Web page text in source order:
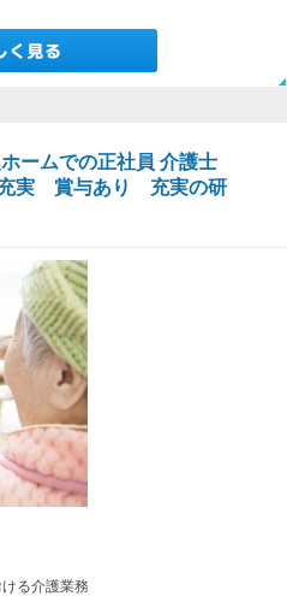
ームでの正社員 介護士
充実 賞与あり 充実の研
る介護業務